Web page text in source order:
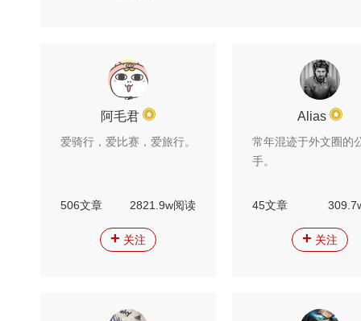
阿毛君
爱骑行，爱比赛，爱旅行。
506文章 2821.9w阅读
+ 关注
Alias
常年混迹于外文圈的
手。
45文章
+ 关注